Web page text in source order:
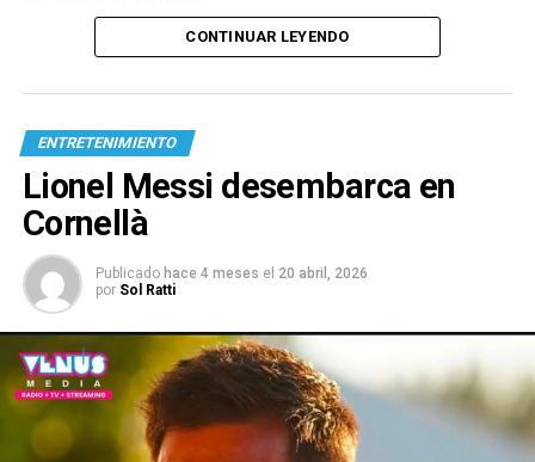
CONTINUAR LEYENDO
ENTRETENIMIENTO
Lionel Messi desembarca en
Cornellà
Publicado hace 4 meses el 20 abril, 2026
por Sol Ratti